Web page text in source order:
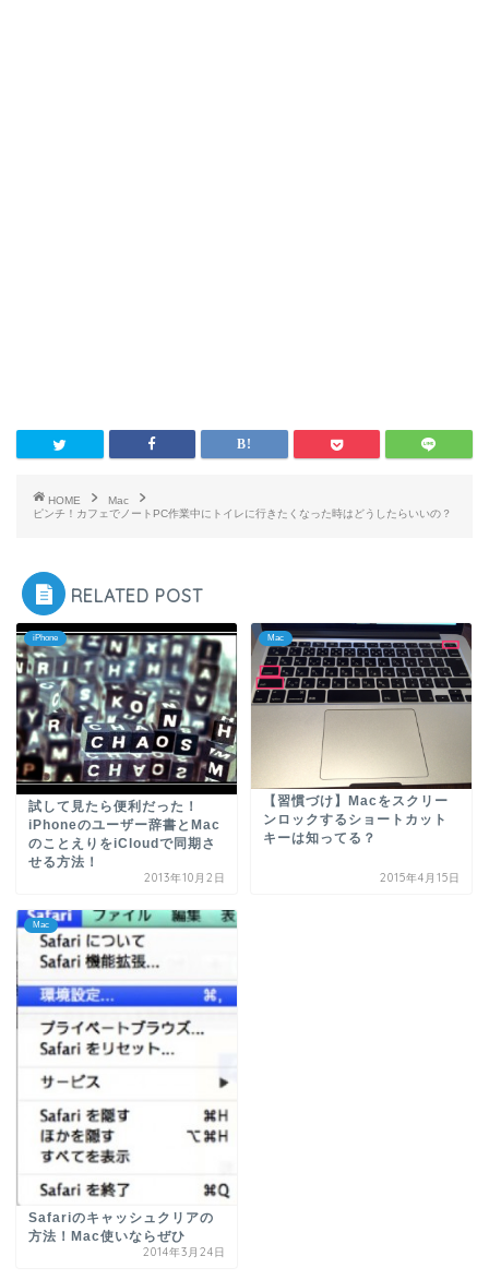
HOME
Mac
ピンチ！カフェでノートPC作業中にトイレに行きたくなった時はどうしたらいいの？
RELATED POST
iPhone
試して見たら便利だった！
iPhoneのユーザー辞書とMac
のことえりをiCloudで同期さ
せる方法！
2013年10月2日
Mac
【習慣づけ】Macをスクリー
ンロックするショートカット
キーは知ってる？
2015年4月15日
Mac
Safariのキャッシュクリアの
方法！Mac使いならぜひ
2014年3月24日